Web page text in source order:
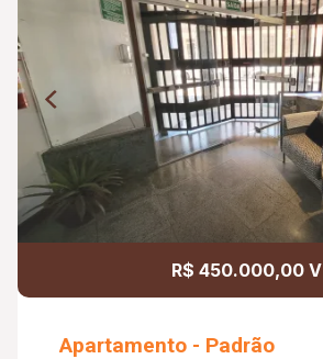
R$ 450.000,00 V
Apartamento - Padrão